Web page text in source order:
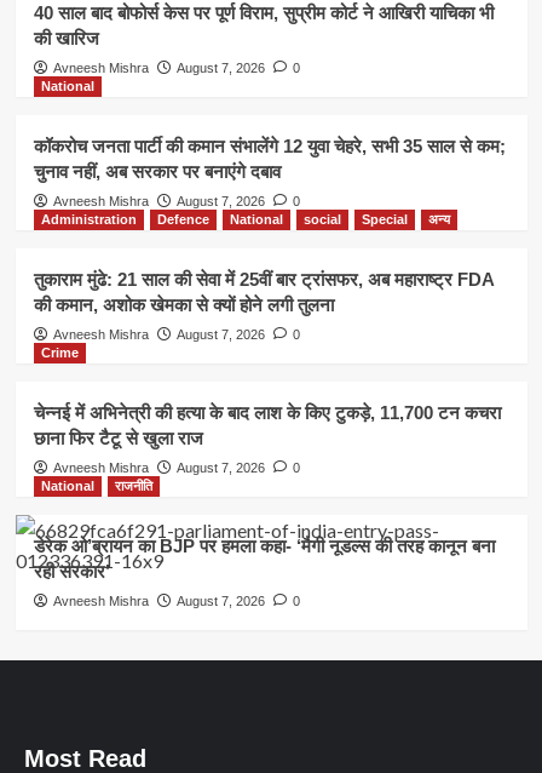
40 साल बाद बोफोर्स केस पर पूर्ण विराम, सुप्रीम कोर्ट ने आखिरी याचिका भी
की खारिज
Avneesh Mishra August 7, 2026
0
National
कॉकरोच जनता पार्टी की कमान संभालेंगे 12 युवा चेहरे, सभी 35 साल से कम;
चुनाव नहीं, अब सरकार पर बनाएंगे दबाव
Avneesh Mishra August 7, 2026
0
Administration
Defence National social Special अन्य
तुकाराम मुंढे: 21 साल की सेवा में 25वीं बार ट्रांसफर, अब महाराष्ट्र FDA
की कमान, अशोक खेमका से क्यों होने लगी तुलना
Avneesh Mishra August 7, 2026
0
Crime
चेन्नई में अभिनेत्री की हत्या के बाद लाश के किए टुकड़े, 11,700 टन कचरा
छाना फिर टैटू से खुला राज
Avneesh Mishra August 7, 2026
0
National
राजनीति
डेरेक ओ’ब्रायन का BJP पर हमला कहा- ‘मैगी नूडल्स की तरह कानून बना
रही सरकार’
Avneesh Mishra August 7, 2026 0
Most Read